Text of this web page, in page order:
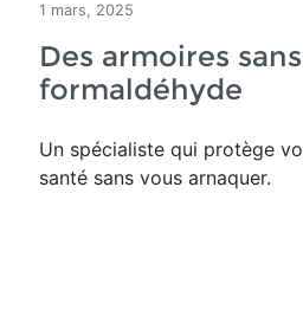
1 mars, 2025
Des armoires sans
formaldéhyde
Un spécialiste qui protège
santé sans vous arnaquer.